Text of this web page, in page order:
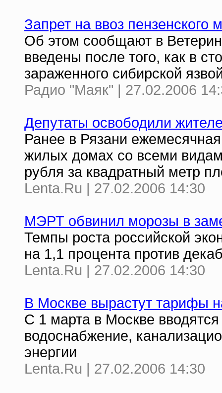
Запрет на ввоз пензенского
Об этом сообщают в
введены после того, как в
зараженного сибирской
Радио "Маяк" | 27.02.2006
Депутаты освободили
Ранее в Рязани
жилых домах со всеми
рубля за квадратный метр
Lenta.Ru | 27.02.2006 14:30
МЭРТ обвинил морозы в
Темпы роста российской
на 1,1 процента против
Lenta.Ru | 27.02.2006 14:30
В Москве вырастут тарифы
С 1 марта в Москве
водоснабжение,
энергии
Lenta.Ru | 27.02.2006 14:30